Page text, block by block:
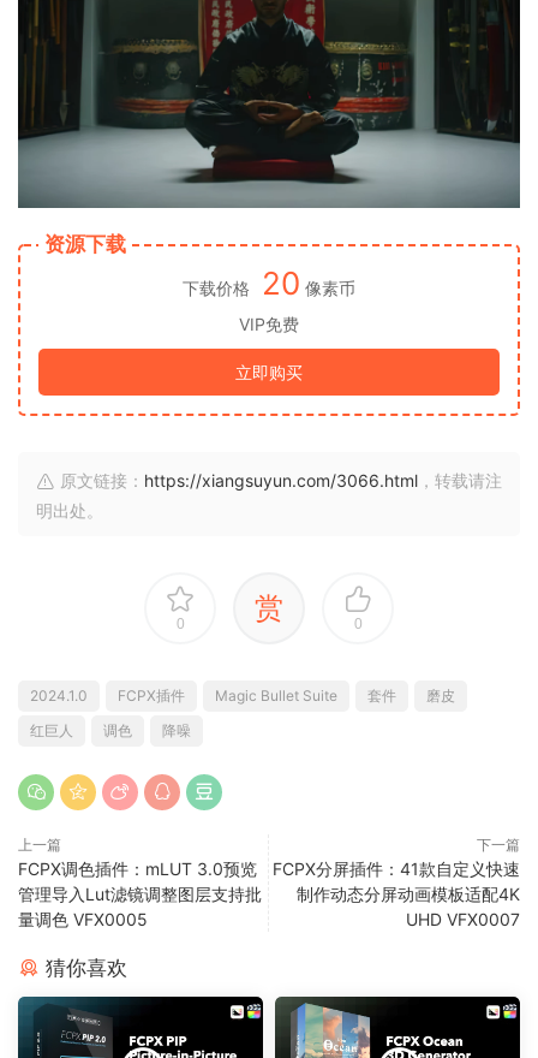
资源下载
下载价格 20 像素币
VIP免费
立即购买
原文链接： https://xiangsuyun.com/3066.html ，转载请注
明出处。
0 赏 0
2024.1.0 FCPX插件 Magic Bullet Suite 套件
磨皮
红巨人
调色 降噪
上一篇
FCPX调色插件：mLUT 3.0预览
管理导入Lut滤镜调整图层支持批
量调色 VFX0005
下一篇
FCPX分屏插件：41款自定义快速
制作动态分屏动画模板适配4K
UHD VFX0007
猜你喜欢